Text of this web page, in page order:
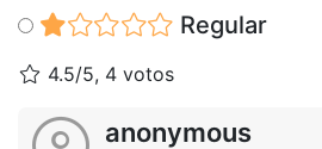
Regular
4.5/5, 4 votos
anonymous